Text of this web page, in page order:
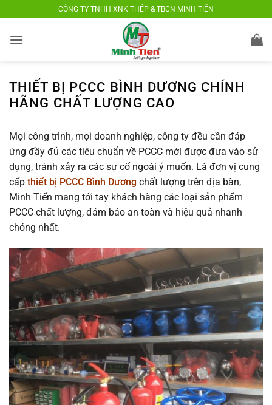
nội
CÔNG TY TNHH XNK THÉP & TBCN MINH TIẾN
THIẾT BỊ PCCC BÌNH DƯƠNG CHÍNH
HÃNG CHẤT LƯỢNG CAO
Mọi công trình, mọi doanh nghiệp, công ty đều cần đáp
ứng đầy đủ các tiêu chuẩn về PCCC mới được đưa vào sử
dụng, tránh xảy ra các sự cố ngoài ý muốn. Là đơn vị cung
cấp thiết bị PCCC Bình Dương chất lượng trên địa bàn,
Minh Tiến mang tới tay khách hàng các loại sản phẩm
PCCC chất lượng, đảm bảo an toàn và hiệu quả nhanh
chóng nhất.